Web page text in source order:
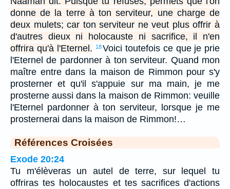
donne de la terre à ton serviteur, une charge de
deux mulets; car ton serviteur ne veut plus offrir à
d'autres dieux ni holocauste ni sacrifice, il n'en
offrira qu'à l'Eternel.
18Voici toutefois ce que je prie
l'Eternel de pardonner à ton serviteur. Quand mon
maître entre dans la maison de Rimmon pour s'y
prosterner et qu'il s'appuie sur ma main, je me
prosterne aussi dans la maison de Rimmon: veuille
l'Eternel pardonner à ton serviteur, lorsque je me
prosternerai dans la maison de Rimmon!…
Références Croisées
Exode 20:24
Tu m'élèveras un autel de terre, sur lequel tu
offriras tes holocaustes et tes sacrifices d'actions